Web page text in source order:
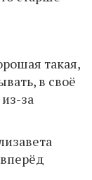
такая,
в своё
за